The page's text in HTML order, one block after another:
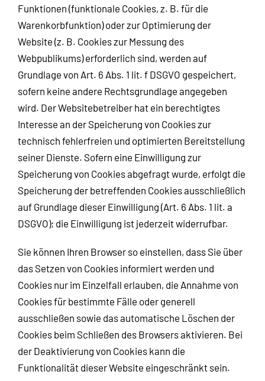
Funktionen (funktionale Cookies, z. B. für die
Warenkorbfunktion) oder zur Optimierung der
Website (z. B. Cookies zur Messung des
Webpublikums) erforderlich sind, werden auf
Grundlage von Art. 6 Abs. 1 lit. f DSGVO gespeichert,
sofern keine andere Rechtsgrundlage angegeben
wird. Der Websitebetreiber hat ein berechtigtes
Interesse an der Speicherung von Cookies zur
technisch fehlerfreien und optimierten Bereitstellung
seiner Dienste. Sofern eine Einwilligung zur
Speicherung von Cookies abgefragt wurde, erfolgt die
Speicherung der betreffenden Cookies ausschließlich
auf Grundlage dieser Einwilligung (Art. 6 Abs. 1 lit. a
DSGVO); die Einwilligung ist jederzeit widerrufbar.
Sie können Ihren Browser so einstellen, dass Sie über
das Setzen von Cookies informiert werden und
Cookies nur im Einzelfall erlauben, die Annahme von
Cookies für bestimmte Fälle oder generell
ausschließen sowie das automatische Löschen der
Cookies beim Schließen des Browsers aktivieren. Bei
der Deaktivierung von Cookies kann die
Funktionalität dieser Website eingeschränkt sein.